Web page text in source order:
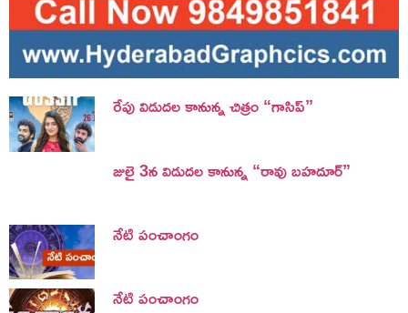
రేపు విడుదల కానున్న చిత్రం “గాసిప్”
జులై 3న విడుదల కానున్న “రావు బహదూర్”
నేటి పంచాంగం
నేటి పంచాంగం